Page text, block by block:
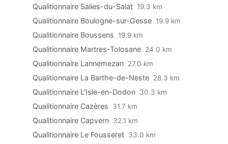
Qualitionnaire Salies-du-Salat 19.3 km
Qualitionnaire Boulogne-sur-Gesse 19.9 km
Qualitionnaire Boussens 19.9 km
Qualitionnaire Martres-Tolosane 24.0 km
Qualitionnaire Lannemezan 27.0 km
Qualitionnaire La Barthe-de-Neste 28.3 km
Qualitionnaire L'Isle-en-Dodon 30.3 km
Qualitionnaire Cazères 31.7 km
Qualitionnaire Capvern 32.1 km
Qualitionnaire Le Fousseret 33.0 km